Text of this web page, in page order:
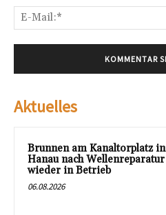
Aktuelles
Brunnen am Kanaltorplatz in
Hanau nach Wellenreparatur
wieder in Betrieb
06.08.2026